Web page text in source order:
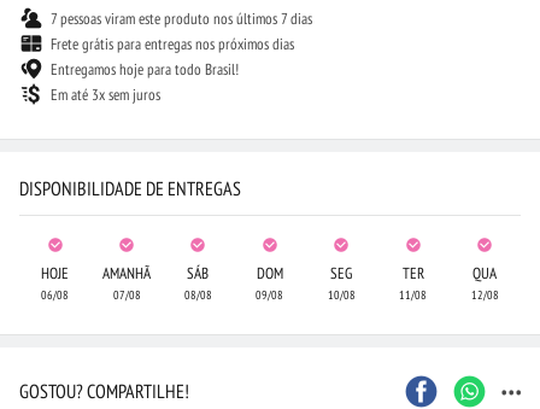
7 pessoas viram este produto nos últimos 7 dias
Frete grátis para entregas nos próximos dias
Entregamos hoje para todo Brasil!
Em até 3x sem juros
DISPONIBILIDADE DE ENTREGAS
HOJE
06/08
AMANHÃ
07/08
SÁB
08/08
DOM
09/08
SEG
10/08
TER
11/08
QUA
12/08
GOSTOU? COMPARTILHE! ...